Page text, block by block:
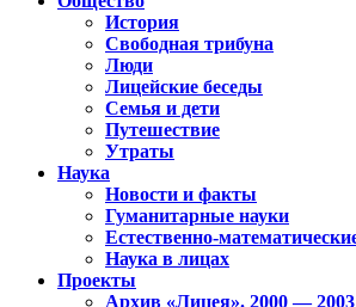
История
Свободная трибуна
Люди
Лицейские беседы
Семья и дети
Путешествие
Утраты
Наука
Новости и факты
Гуманитарные науки
Естественно-
Наука в лицах
Проекты
Архив «Лицея». 2000 — 2003